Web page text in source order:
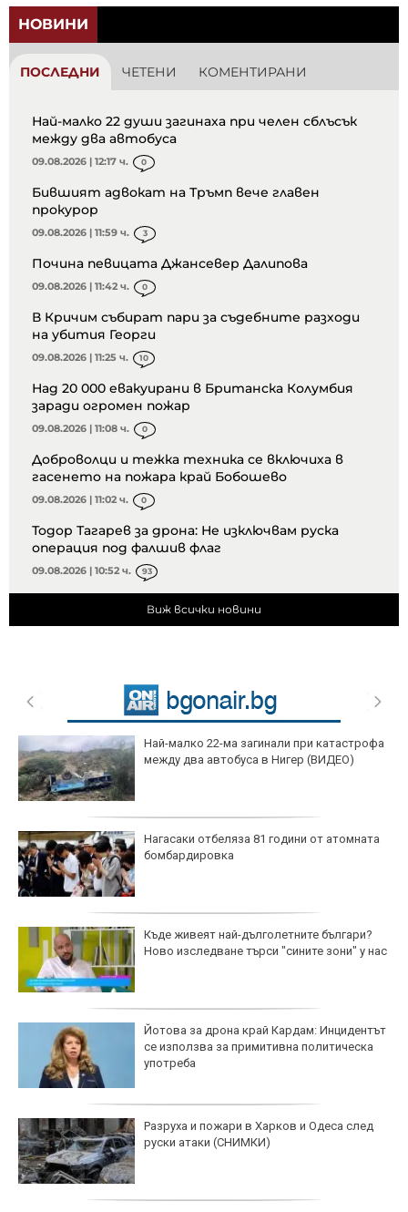
НОВИНИ
ПОСЛЕДНИ ЧЕТЕНИ КОМЕНТИРАНИ
Най-малко 22 души загинаха при челен сблъсък
между два автобуса
09.08.2026 | 12:17 ч. 0
Бившият адвокат на Тръмп вече главен
прокурор
09.08.2026 | 11:59 ч. 3
Почина певицата Джансевер Далипова
09.08.2026 | 11:42 ч. 0
В Кричим събират пари за съдебните разходи
на убития Георги
09.08.2026 | 11:25 ч. 10
Над 20 000 евакуирани в Британска Колумбия
заради огромен пожар
09.08.2026 | 11:08 ч. 0
Доброволци и тежка техника се включиха в
гасенето на пожара край Бобошево
09.08.2026 | 11:02 ч. 0
Тодор Тагарев за дрона: Не изключвам руска
операция под фалшив флаг
09.08.2026 | 10:52 ч. 93
Виж всички новини
Най-малко 22-ма загинали при катастрофа
между два автобуса в Нигер (ВИДЕО)
Нагасаки отбеляза 81 години от атомната
бомбардировка
Къде живеят най-дълголетните българи?
Ново изследване търси "сините зони" у нас
Йотова за дрона край Кардам: Инцидентът
се използва за примитивна политическа
употреба
Разруха и пожари в Харков и Одеса след
руски атаки (СНИМКИ)